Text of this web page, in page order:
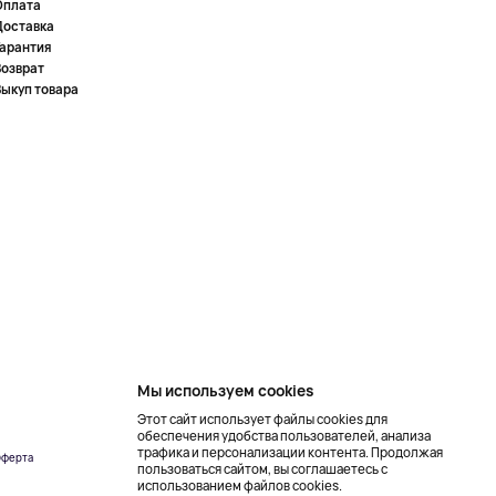
товара
Создание сайта –
NetLab
Мы используем cookies
Этот сайт использует файлы cookies для
обеспечения удобства пользователей, анализа
трафика и персонализации контента. Продолжая
пользоваться сайтом, вы соглашаетесь с
использованием файлов cookies.